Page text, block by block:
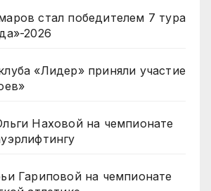
стал победителем 7 тура
2026
«Лидер» приняли участие
Наховой на чемпионате
Гариповой на чемпионате